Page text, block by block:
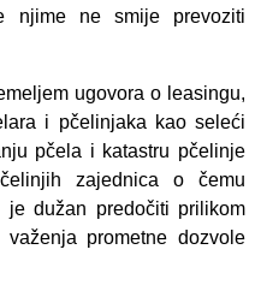
njime ne smije prevoziti
ugovora o leasingu,
i pčelinjaka kao seleći
pčela i katastru pčelinje
zajednica o čemu
je dužan predočiti prilikom
prometne dozvole